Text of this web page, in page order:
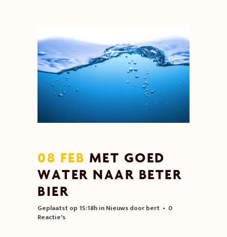
08 FEB MET GOED
WATER NAAR BETER
BIER
Geplaatst op 15:18hinNieuwsdoorbert
0
Reactie's